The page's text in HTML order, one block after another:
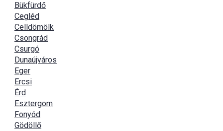
Bükfürdő
Cegléd
Celldömölk
Csongrád
Csurgó
Dunaújváros
Eger
Ercsi
Érd
Esztergom
Fonyód
Gödöllő